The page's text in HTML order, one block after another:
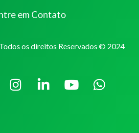
em Contato
os direitos Reservados © 2024